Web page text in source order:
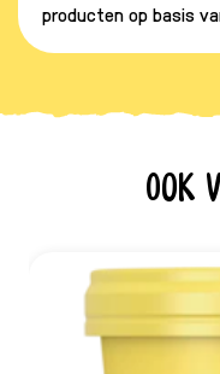
producten op basis
Ook